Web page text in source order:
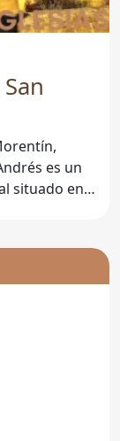
situado en